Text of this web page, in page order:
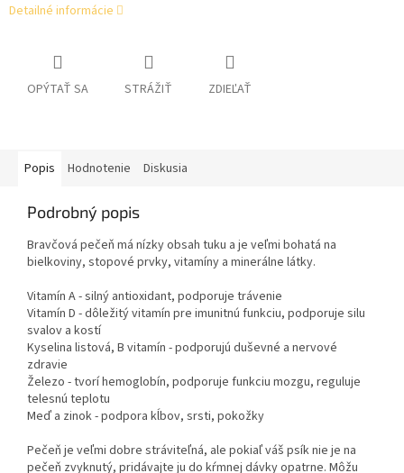
Detailné informácie
OPÝTAŤ SA STRÁŽIŤ ZDIEĽAŤ
Popis Hodnotenie Diskusia
Podrobný popis
Bravčová pečeň má nízky obsah tuku a je veľmi bohatá na
bielkoviny, stopové prvky, vitamíny a minerálne látky.
Vitamín A - silný antioxidant, podporuje trávenie
Vitamín D - dôležitý vitamín pre imunitnú funkciu, podporuje silu
svalov a kostí
Kyselina listová, B vitamín - podporujú duševné a nervové
zdravie
Železo - tvorí hemoglobín, podporuje funkciu mozgu, reguluje
telesnú teplotu
Meď a zinok - podpora kĺbov, srsti, pokožky
Pečeň je veľmi dobre stráviteľná, ale pokiaľ váš psík nie je na
pečeň zvyknutý, pridávajte ju do kŕmnej dávky opatrne. Môžu